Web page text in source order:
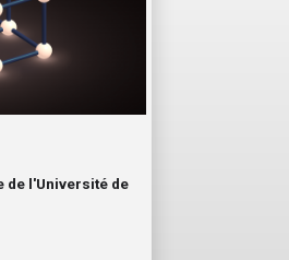
de l'Université de